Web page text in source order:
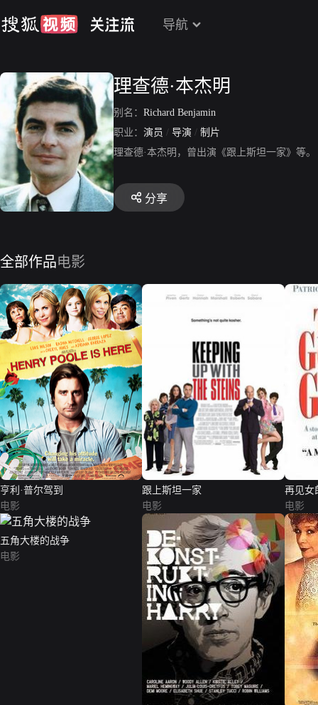
导航
理查德·本杰明
别名： Richard Benjamin
职业： 演员 / 导演 / 制片
理查德·本杰明，曾出演《跟上斯坦一家》等。
分享
全部作品电影
亨利·普尔驾到
电影
跟上斯坦一家
电影
再见女
电影
五角大楼的战争
电影